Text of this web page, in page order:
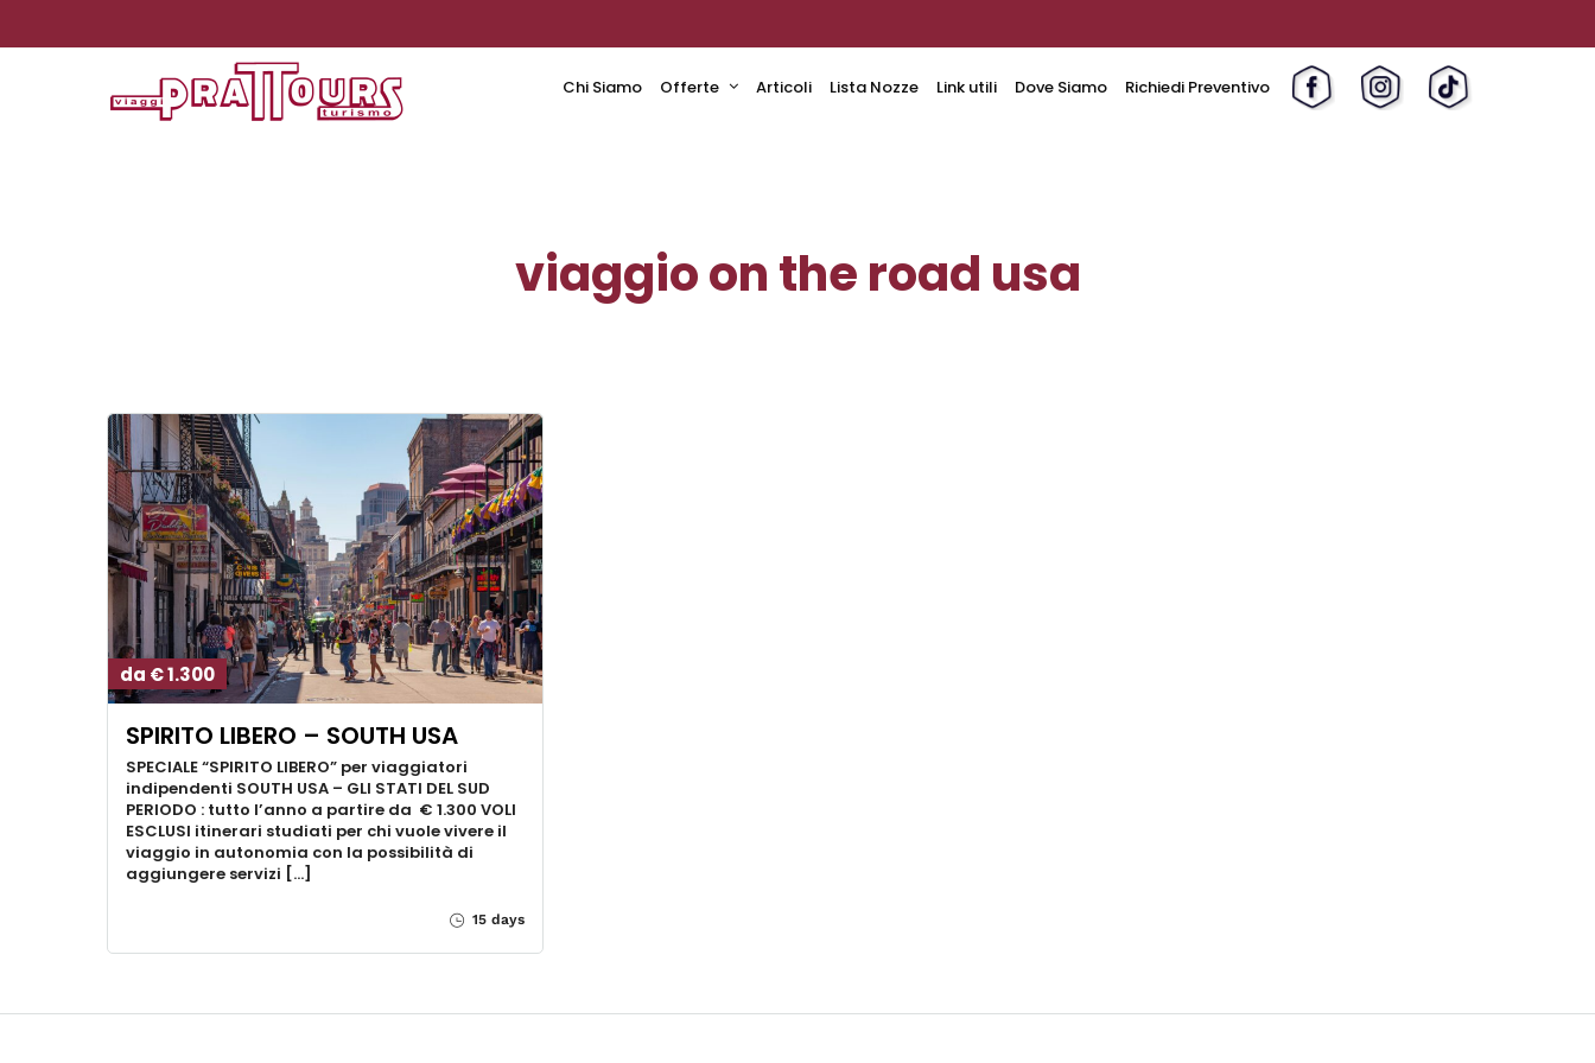
Chi Siamo Offerte Articoli Lista Nozze Link utili Dove Siamo Richiedi Preventivo
viaggio on the road usa
da € 1.300
SPIRITO LIBERO – SOUTH USA
SPECIALE “SPIRITO LIBERO” per viaggiatori
indipendenti SOUTH USA – GLI STATI DEL SUD
PERIODO : tutto l’anno a partire da € 1.300 VOLI
ESCLUSI itinerari studiati per chi vuole vivere il
viaggio in autonomia con la possibilità di
aggiungere servizi […]
15 days